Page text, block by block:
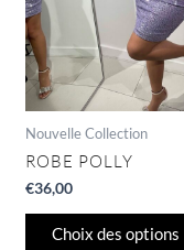
Nouvelle Collection
ROBE POLLY
€36,00
Choix des options